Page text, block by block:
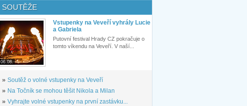
SOUTĚŽE
06.08.
Vstupenky na Veveří vyhrály Lucie
a Gabriela
Putovní festival Hrady CZ pokračuje o
tomto víkendu na Veveří. V naší...
» Soutěž o volné vstupenky na Veveří
» Na Točník se mohou těšit Nikola a Milan
» Vyhrajte volné vstupenky na první zastávku...